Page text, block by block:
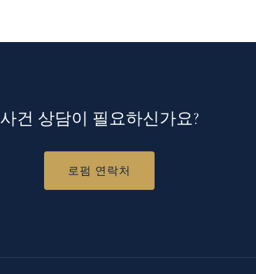
사건 상담이 필요하신가요?
로펌 연락처